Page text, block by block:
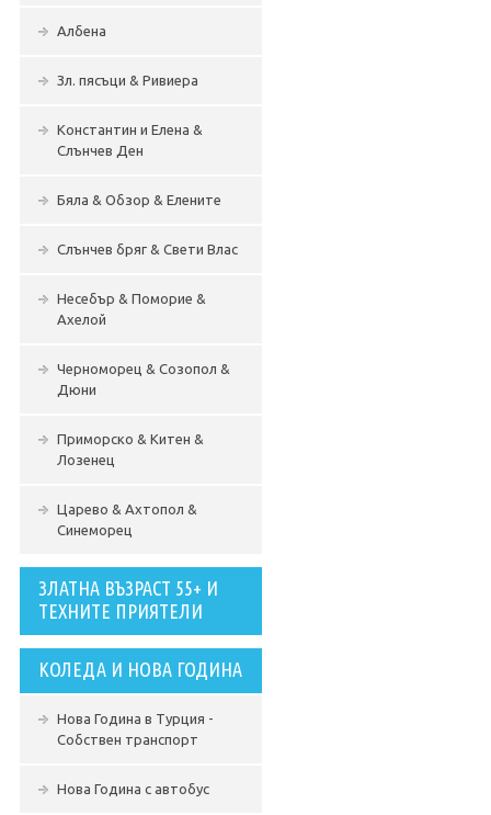
Албена
Зл. пясъци & Ривиера
Константин и Елена &
Слънчев Ден
Бяла & Обзор & Елените
Слънчев бряг & Свети Влас
Несебър & Поморие &
Ахелой
Черноморец & Созопол &
Дюни
Приморско & Китен &
Лозенец
Царево & Ахтопол &
Синеморец
ЗЛАТНА ВЪЗРАСТ 55+ И
ТЕХНИТЕ ПРИЯТЕЛИ
КОЛЕДА И НОВА ГОДИНА
Нова Година в Турция -
Собствен транспорт
Нова Година с автобус